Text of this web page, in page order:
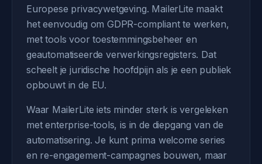
Europese privacywetgeving. MailerLite maakt
het eenvoudig om GDPR-compliant te werken,
met tools voor toestemmingsbeheer en
geautomatiseerde verwerkingsregisters. Dat
scheelt je juridische hoofdpijn als je een publiek
opbouwt in de EU.
Waar MailerLite iets minder sterk is vergeleken
met enterprise-tools, is in de diepgang van de
automatisering. Je kunt prima welcome series
en re-engagement-campagnes bouwen, maar